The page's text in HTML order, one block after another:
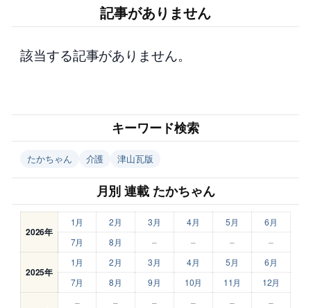
記事がありません
該当する記事がありません。
キーワード検索
たかちゃん 介護 津山瓦版
月別 連載 たかちゃん
2026年
1月 2月 3月 4月 5月
6月
7月
8月 – – – –
2025年
1月 2月 3月 4月 5月
6月
7月
8月 9月 10月 11月 12月
– – – – –
–